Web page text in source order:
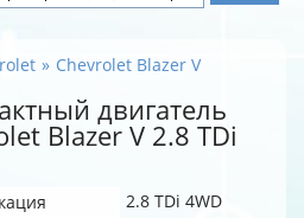
Chevrolet Blazer V
двигатель
Blazer V 2.8 TDi
2.8 TDi 4WD